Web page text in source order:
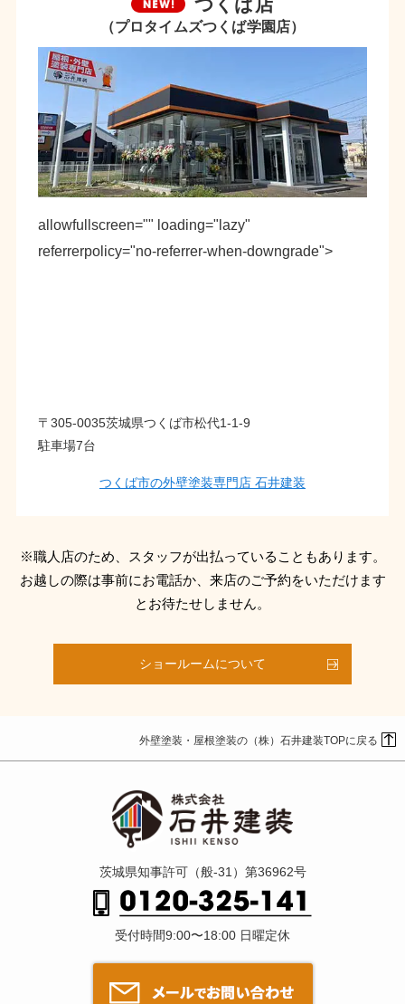
つくば店
（プロタイムズつくば学園店）
allowfullscreen="" loading="lazy"
referrerpolicy="no-referrer-when-downgrade">
〒305-0035茨城県つくば市松代1-1-9
駐車場7台
つくば市の外壁塗装専門店 石井建装
※職人店のため、スタッフが出払っていることもあります。
お越しの際は事前にお電話か、来店のご予約をいただけます
とお待たせしません。
ショールームについて
外壁塗装・屋根塗装の（株）石井建装TOPに戻る
茨城県知事許可（般-31）第36962号
受付時間9:00〜18:00 日曜定休